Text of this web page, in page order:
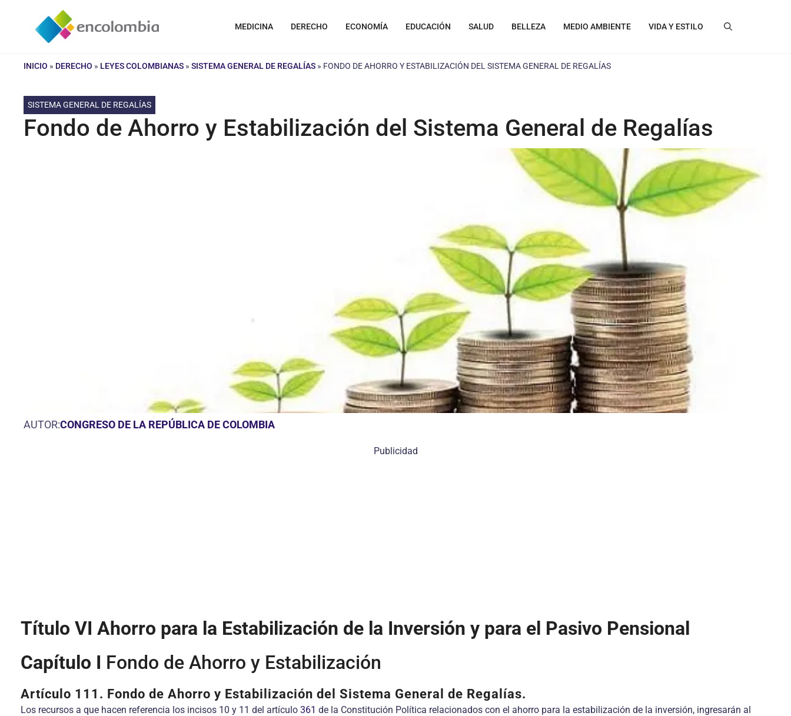
contenido
MEDICINA DERECHO ECONOMÍA EDUCACIÓN SALUD BELLEZA MEDIO AMBIENTE VIDA Y ESTILO
INICIO » DERECHO » LEYES COLOMBIANAS » SISTEMA GENERAL DE REGALÍAS » FONDO DE AHORRO Y ESTABILIZACIÓN DEL SISTEMA GENERAL DE REGALÍAS
SISTEMA GENERAL DE REGALÍAS
Fondo de Ahorro y Estabilización del Sistema General de Regalías
AUTOR:CONGRESO DE LA REPÚBLICA DE COLOMBIA
Publicidad
Título VI Ahorro para la Estabilización de la Inversión y para el Pasivo Pensional
Capítulo I Fondo de Ahorro y Estabilización
Artículo 111. Fondo de Ahorro y Estabilización del Sistema General de Regalías.
Los recursos a que hacen referencia los incisos 10 y 11 del artículo 361 de la Constitución Política relacionados con el ahorro para la estabilización de la inversión, ingresarán al